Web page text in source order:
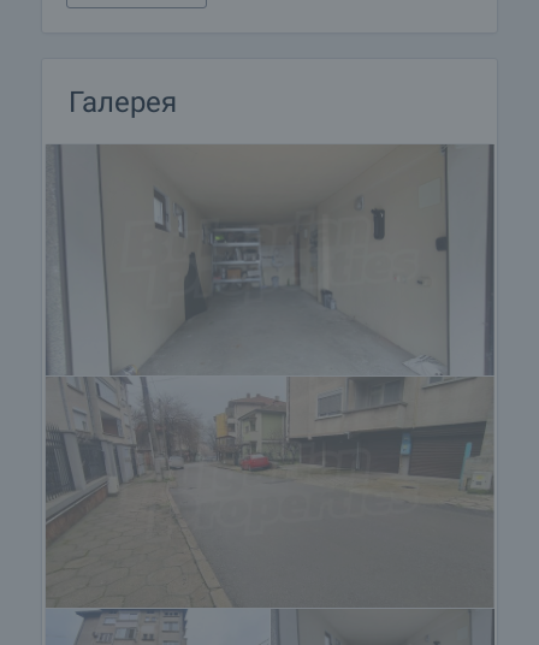
Галерея